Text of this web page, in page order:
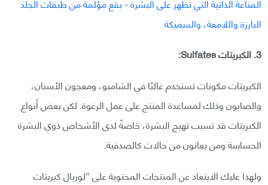
3. الكبريتات Sulfates:
الكبريتات مكونات تستخدم غالبًا في الشامبو، ومعجون الأسنان،
والصابون وذلك لمساعدة المنتج على عمل الرغوة. لكن بعض أنواع
الكبريتات قد تسبب تهيج البشرة، خاصةً لدى الأشخاص ذوي البشرة
الحساسة ومن يعانون من حالات كالصدفية.
ولهذا عليك الابتعاد عن المنتجات المحتوية على ”لوريال كبريتات